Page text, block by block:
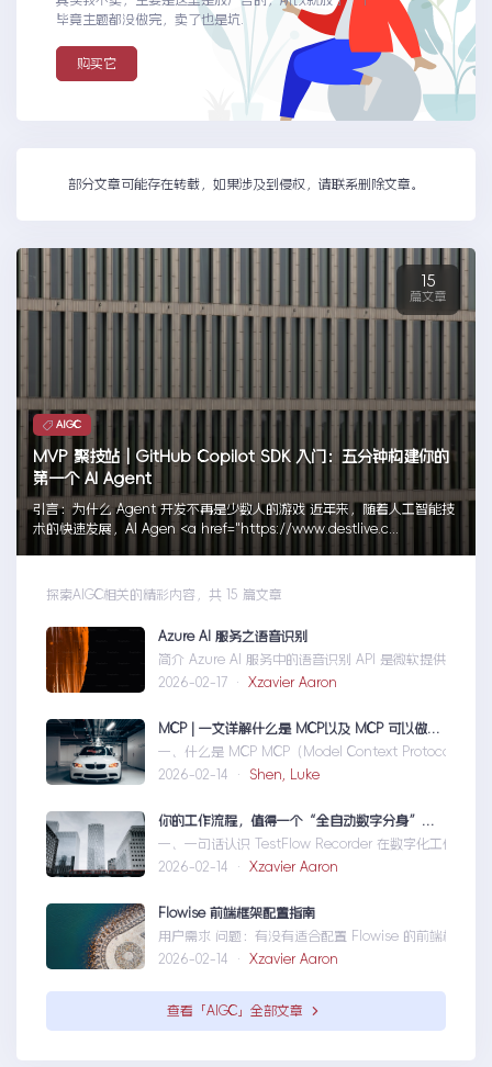
毕竟主题都没做完，卖了也是坑.
购买它
部分文章可能存在转载，如果涉及到侵权，请联系删除文章。
AIGC
MVP 聚技站｜GitHub Copilot SDK 入门：五分钟构建你的
第一个 AI Agent
引言：为什么 Agent 开发不再是少数人的游戏 近年来，随着人工智能技
术的快速发展，AI Agen <a href="https://www.destlive.c...
15
篇文章
探索AIGC相关的精彩内容，共 15 篇文章
Azure AI 服务之语音识别
简介 Azure AI 服务中的语音识别 API 是微软提供的一
2026-02-17 · Xzavier Aaron
MCP | 一文详解什么是 MCP以及 MCP 可以做什么
一、什么是 MCP MCP（Model Context Protocol）是
2026-02-14 · Shen, Luke
你的工作流程，值得一个“全自动数字分身”：录制、截图、成文，一气呵成
一、一句话认识 TestFlow Recorder 在数字化工作环境
2026-02-14 · Xzavier Aaron
Flowise 前端框架配置指南
用户需求 问题：有没有适合配置 Flowise 的前端框架
2026-02-14 · Xzavier Aaron
查看「AIGC」全部文章